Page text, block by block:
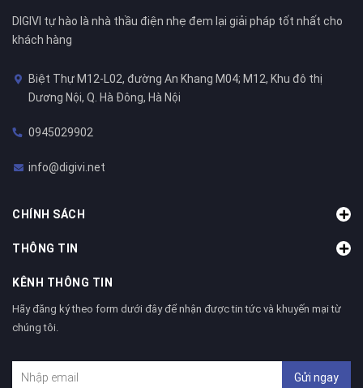
DIGIVI tự hào là nhà thầu điện nhẹ đem lại giải pháp tốt nhất cho
khách hàng
Biệt Thự M12-L02, đường An Khang M04; M12, Khu đô thị
Dương Nội, Q. Hà Đông, Hà Nội
0945029902
info@digivi.net
CHÍNH SÁCH
THÔNG TIN
KÊNH THÔNG TIN
Hãy đăng ký theo form dưới đây để nhận được tin tức và khuyến mại từ
chúng tôi.
Gửi ngay